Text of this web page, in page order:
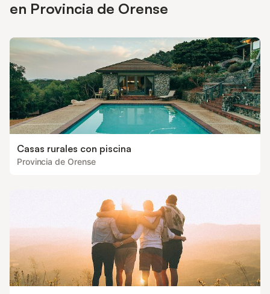
en Provincia de Orense
Casas rurales con piscina
Provincia de Orense